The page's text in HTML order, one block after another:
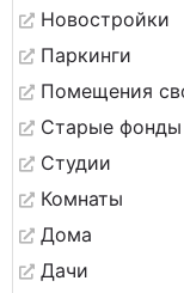
Новостройки
Паркинги
Помещения
Старые фонды
Студии
Комнаты
Дома
Дачи